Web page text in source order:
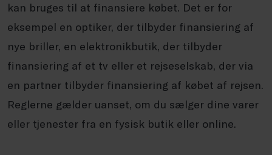
kan bruges til at finansiere købet. Det er for
eksempel en optiker, der tilbyder finansiering af
nye briller, en elektronikbutik, der tilbyder
finansiering af et tv eller et rejseselskab, der via
en partner tilbyder finansiering af købet af rejsen.
Reglerne gælder uanset, om du sælger dine varer
eller tjenester fra en fysisk butik eller online.